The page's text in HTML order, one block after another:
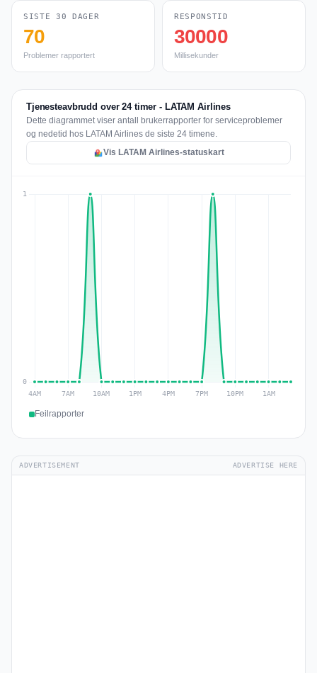
SISTE 30 DAGER
70
Problemer rapportert
RESPONSTID
30000
Millisekunder
Tjenesteavbrudd over 24 timer - LATAM Airlines
Dette diagrammet viser antall brukerrapporter for serviceproblemer
og nedetid hos LATAM Airlines de siste 24 timene.
Vis LATAM Airlines-statuskart
Feilrapporter
ADVERTISEMENT ADVERTISE HERE